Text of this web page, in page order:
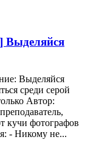
Выделяйся
Выделяйся
среди серой
Автор:
кучи фотографов
- Никому не...